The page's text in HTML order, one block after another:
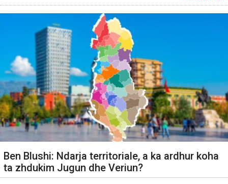
Ben Blushi: Ndarja territoriale, a ka ardhur koha
ta zhdukim Jugun dhe Veriun?